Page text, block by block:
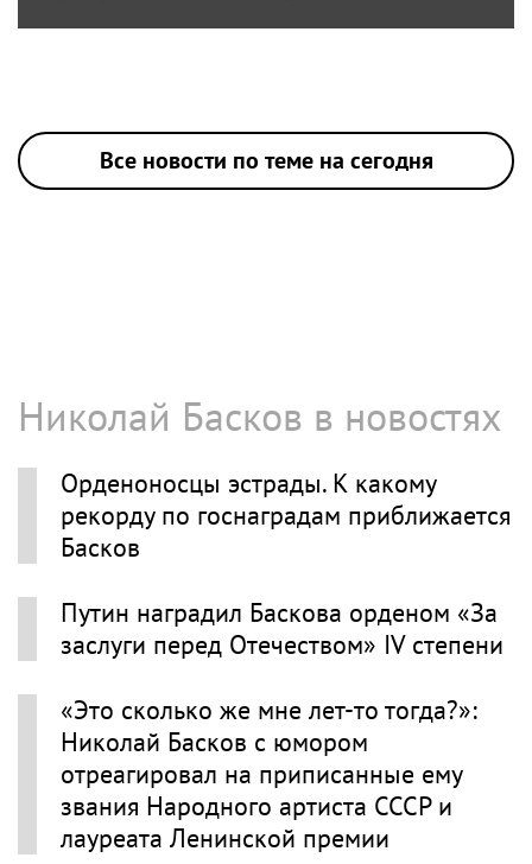
Все новости по теме на сегодня
Николай Басков в новостях
Орденоносцы эстрады. К какому
рекорду по госнаградам приближается
Басков
Путин наградил Баскова орденом «За
заслуги перед Отечеством» IV степени
«Это сколько же мне лет-то тогда?»:
Николай Басков с юмором
отреагировал на приписанные ему
звания Народного артиста СССР и
лауреата Ленинской премии